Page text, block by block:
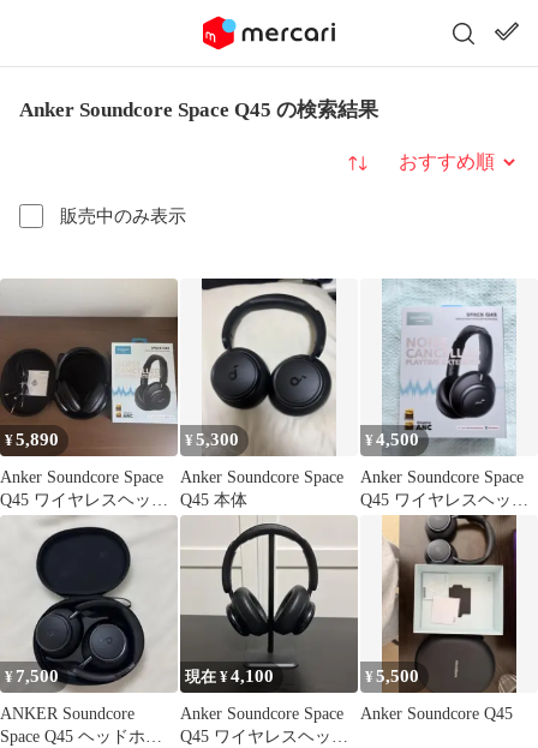
Anker Soundcore Space Q45 の検索結果
販売中のみ表示
並び替え
¥5,890
Anker Soundcore Space
Q45 ワイヤレスヘッド
ホン 本体
¥5,300
Anker Soundcore Space
Q45 本体
¥4,500
Anker Soundcore Space
Q45 ワイヤレスヘッド
¥ 7,500
ANKER Soundcore
Space Q45 ヘッドホン
現在 ¥4,100
Anker Soundcore Space
Q45 ワイヤレスヘッド
¥5,500
Anker Soundcore Q45